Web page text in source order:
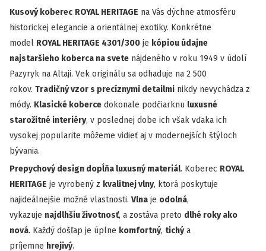
Kusový koberec ROYAL HERITAGE na Vás dýchne atmosféru
historickej elegancie a orientálnej exotiky. Konkrétne
model ROYAL HERITAGE 4301/300 je kópiou údajne
najstaršieho koberca na svete nájdeného v roku 1949 v údolí
Pazyryk na Altaji. Vek originálu sa odhaduje na 2 500
rokov. Tradičný vzor s precíznymi detailmi nikdy nevychádza z
módy. Klasické koberce dokonale podčiarknu luxusné
starožitné interiéry, v poslednej dobe ich však vďaka ich
vysokej popularite môžeme vidieť aj v modernejších štýloch
bývania.
Prepychový design dopĺňa luxusný materiál. Koberec ROYAL
HERITAGE je vyrobený z kvalitnej vlny, ktorá poskytuje
najideálnejšie možné vlastnosti. Vlna je odolná,
vykazuje najdlhšiu životnosť, a zostáva preto dlhé roky ako
nová. Každý došľap je úplne komfortný, tichýa
príjemne hrejivý.